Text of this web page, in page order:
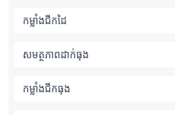
កម្លាំងជីកដៃ
សមត្ថភាពដាក់ធុង
កម្លាំងជីកធុង